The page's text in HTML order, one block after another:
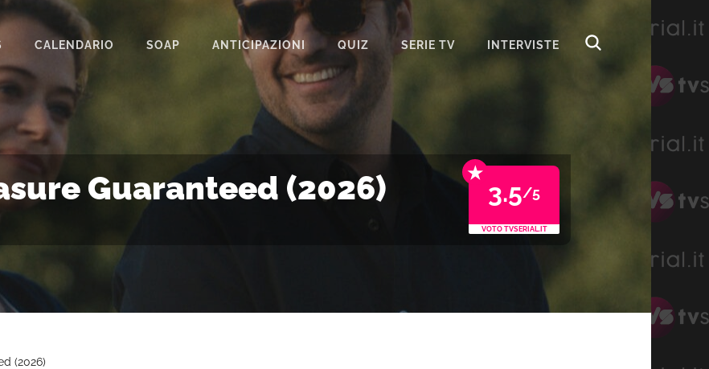
CALENDARIO SOAP
IL PARADISO DELLE SIGNORE
SEGRETI DI FAMIGLIA
ANTICIPAZIONI QUIZ SERIE TV INTERVISTE
Guaranteed (2026) ★
3.5/5
VOTO TVSERIAL.IT
(2026)